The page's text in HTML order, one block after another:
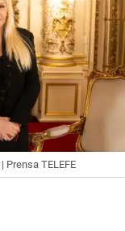
| Prensa TELEFE